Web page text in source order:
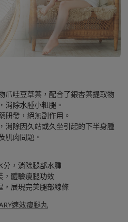
爪哇豆草葉，配合了銀杏葉提取物
消除水腫小粗腿。
研發，絕無副作用。
消除因久站或久坐引起的下半身腫
肌肉問題。
，消除腿部水腫
體驗瘦腿功效
展現完美腿部線條
速效瘦腿丸